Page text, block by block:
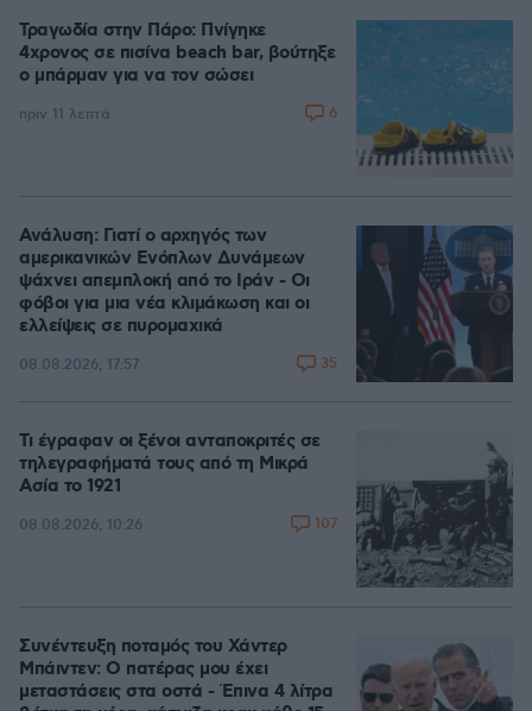
Τραγωδία στην Πάρο: Πνίγηκε
4χρονος σε πισίνα beach bar, βούτηξε
ο μπάρμαν για να τον σώσει
πριν 11 λεπτά 6
Ανάλυση: Γιατί ο αρχηγός των
αμερικανικών Ενόπλων Δυνάμεων
ψάχνει απεμπλοκή από το Ιράν - Οι
φόβοι για μια νέα κλιμάκωση και οι
ελλείψεις σε πυρομαχικά
08.08.2026, 17:57 35
Τι έγραφαν οι ξένοι ανταποκριτές σε
τηλεγραφήματά τους από τη Μικρά
Ασία το 1921
08.08.2026, 10:26 107
Συνέντευξη ποταμός του Χάντερ
Μπάιντεν: Ο πατέρας μου έχει
μεταστάσεις στα οστά - Έπινα 4 λίτρα